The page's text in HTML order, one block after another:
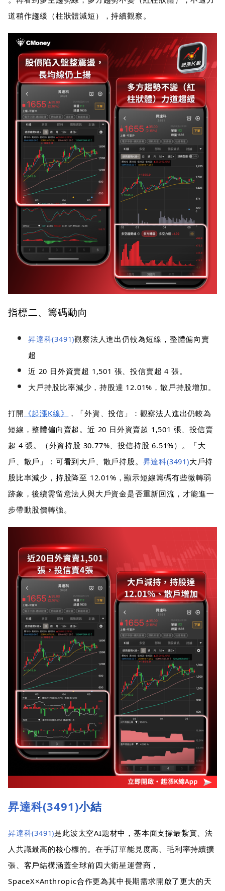
道稍作趨緩（柱狀體減短），持續觀察。
指標二、籌碼動向
昇達科(3491)觀察法人進出仍較為短線，整體偏向賣
超
近 20 日外資賣超 1,501 張、投信賣超 4 張。
大戶持股比率減少，持股達 12.01%，散戶持股增加。
打開 《起漲K線》
，「外資、投信」：觀察法人進出仍較為
短線，整體偏向賣超。近 20 日外資賣超 1,501 張、投信賣
超 4 張。（外資持股 30.77%、投信持股 6.51%）。「大
戶、散戶」：可看到大戶、散戶持股。 昇達科(3491)大戶持
股比率減少，持股降至 12.01%，顯示短線籌碼有些微轉弱
跡象，後續需留意法人與大戶資金是否重新回流，才能進一
步帶動股價轉強。
昇達科(3491)小結
昇達科(3491)是此波太空AI題材中，基本面支撐最紮實、法
人共識最高的核心標的。在手訂單能見度高、毛利率持續擴
張、客戶結構涵蓋全球前四大衛星運營商，
SpaceX×Anthropic合作更為其中長期需求開啟了更大的天